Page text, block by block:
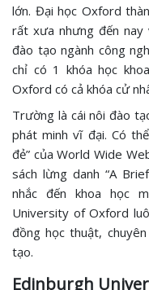
lớn. Đại học Oxford
rất xưa nhưng đến
đào tạo ngành công
chỉ có 1 khóa học
Oxford có cả khóa cử
Trường là cái nôi đào
phát minh vĩ đại. Có
đẻ” của World Wide
sách lừng danh “A
nhắc đến khoa học
University of Oxford
đồng học thuật,
tạo.
Edinburgh